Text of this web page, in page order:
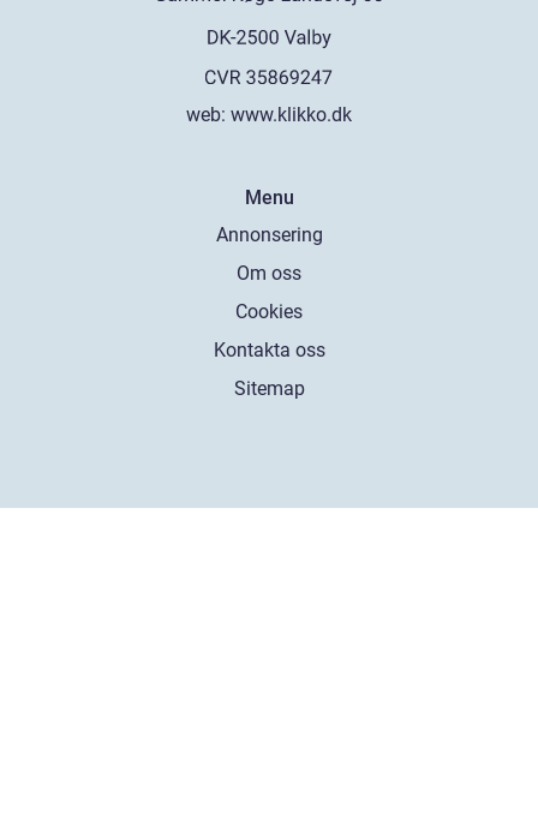
web: www.klikko.dk
Menu
Annonsering
Om oss
Cookies
Kontakta oss
Sitemap